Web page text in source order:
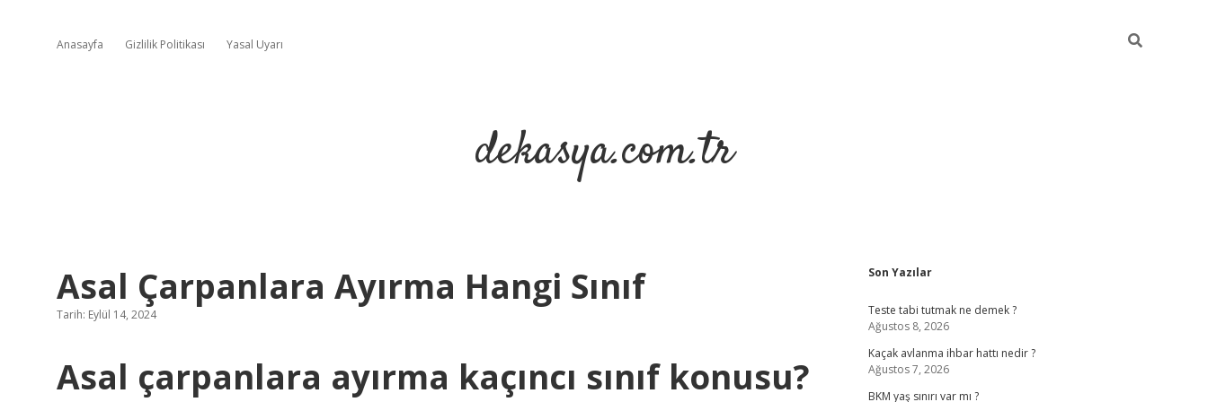
Anasayfa Gizlilik Politikası Yasal Uyarı
dekasya.com.tr
Asal Çarpanlara Ayırma Hangi Sınıf
Tarih: Eylül 14, 2024
Asal çarpanlara ayırma kaçıncı sınıf konusu?
Sidebar
Son Yazılar
Teste tabi tutmak ne demek ?
Ağustos 8, 2026
Kaçak avlanma ihbar hattı nedir ?
Ağustos 7, 2026
BKM yaş sınırı var mı ?
betexper girişilbet giriş yap